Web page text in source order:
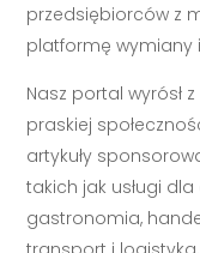
przedsiębiorców z
platformę wymiany
Nasz portal wyrósł
praskiej
artykuły
takich jak usługi
gastronomia,